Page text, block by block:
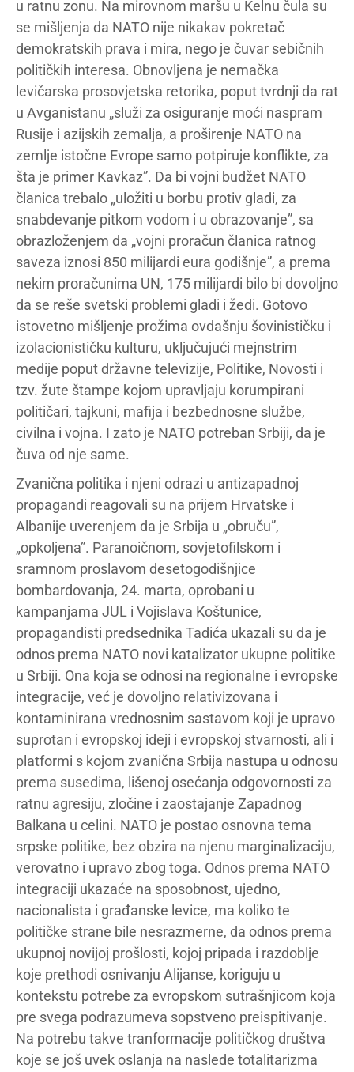
u ratnu zonu. Na mirovnom maršu u Kelnu čula su
se mišljenja da NATO nije nikakav pokretač
demokratskih prava i mira, nego je čuvar sebičnih
političkih interesa. Obnovljena je nemačka
levičarska prosovjetska retorika, poput tvrdnji da rat
u Avganistanu „služi za osiguranje moći naspram
Rusije i azijskih zemalja, a proširenje NATO na
zemlje istočne Evrope samo potpiruje konflikte, za
šta je primer Kavkaz”. Da bi vojni budžet NATO
članica trebalo „uložiti u borbu protiv gladi, za
snabdevanje pitkom vodom i u obrazovanje”, sa
obrazloženjem da „vojni proračun članica ratnog
saveza iznosi 850 milijardi eura godišnje”, a prema
nekim proračunima UN, 175 milijardi bilo bi dovoljno
da se reše svetski problemi gladi i žedi. Gotovo
istovetno mišljenje prožima ovdašnju šovinističku i
izolacionističku kulturu, uključujući mejnstrim
medije poput državne televizije, Politike, Novosti i
tzv. žute štampe kojom upravljaju korumpirani
političari, tajkuni, mafija i bezbednosne službe,
civilna i vojna. I zato je NATO potreban Srbiji, da je
čuva od nje same.
Zvanična politika i njeni odrazi u antizapadnoj
propagandi reagovali su na prijem Hrvatske i
Albanije uverenjem da je Srbija u „obruču”,
„opkoljena”. Paranoičnom, sovjetofilskom i
sramnom proslavom desetogodišnjice
bombardovanja, 24. marta, oprobani u
kampanjama JUL i Vojislava Koštunice,
propagandisti predsednika Tadića ukazali su da je
odnos prema NATO novi katalizator ukupne politike
u Srbiji. Ona koja se odnosi na regionalne i evropske
integracije, već je dovoljno relativizovana i
kontaminirana vrednosnim sastavom koji je upravo
suprotan i evropskoj ideji i evropskoj stvarnosti, ali i
platformi s kojom zvanična Srbija nastupa u odnosu
prema susedima, lišenoj osećanja odgovornosti za
ratnu agresiju, zločine i zaostajanje Zapadnog
Balkana u celini. NATO je postao osnovna tema
srpske politike, bez obzira na njenu marginalizaciju,
verovatno i upravo zbog toga. Odnos prema NATO
integraciji ukazaće na sposobnost, ujedno,
nacionalista i građanske levice, ma koliko te
političke strane bile nesrazmerne, da odnos prema
ukupnoj novijoj prošlosti, kojoj pripada i razdoblje
koje prethodi osnivanju Alijanse, koriguju u
kontekstu potrebe za evropskom sutrašnjicom koja
pre svega podrazumeva sopstveno preispitivanje.
Na potrebu takve tranformacije političkog društva
koje se još uvek oslanja na naslede totalitarizma